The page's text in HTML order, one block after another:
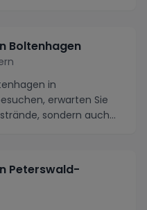
Boltenhagen
in
erwarten Sie
sondern auch
Peterswald-